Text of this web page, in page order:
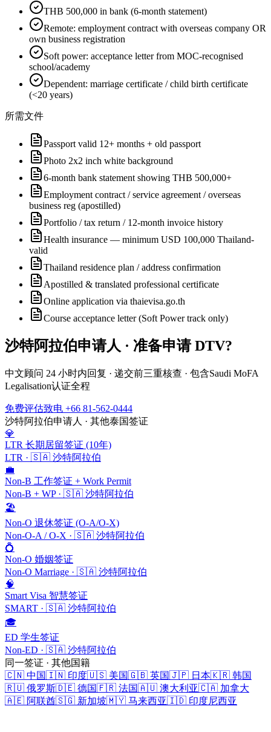
THB 500,000 in bank (6-month statement)
Remote: employment contract with overseas company OR
own business registration
Soft power: acceptance letter from MOC-recognised
school/academy
Dependent: marriage certificate / child birth certificate
(<20 years)
所需文件
Passport valid 12+ months + old passport
Photo 2x2 inch white background
6-month bank statement showing THB 500,000+
Employment contract / service agreement / overseas
business reg (apostilled)
Portfolio / tax return / 12-month invoice history
Health insurance — minimum USD 100,000 Thailand-
valid
Thailand residence plan / address confirmation
Apostilled & translated professional certificate
Online application via thaievisa.go.th
Course acceptance letter (Soft Power track only)
沙特阿拉伯申请人 · 准备申请DTV?
中文顾问 24 小时内回复 · 递交前三重核查 · 包含Saudi MoFA
Legalisation认证全程
免费评估致电 +66 81-562-0444
沙特阿拉伯申请人 · 其他泰国签证
💎
LTR 长期居留签证 (10年)
LTR · 🇸🇦 沙特阿拉伯
💼
Non-B 工作签证 + Work Permit
Non-B + WP· 🇸🇦 沙特阿拉伯
🏖️
Non-O 退休签证 (O-A/O-X)
Non-O-A / O-X · 🇸🇦 沙特阿拉伯
💍
Non-O 婚姻签证
Non-O Marriage · 🇸🇦 沙特阿拉伯
🧠
Smart Visa 智慧签证
SMART · 🇸🇦 沙特阿拉伯
🎓
ED 学生签证
Non-ED · 🇸🇦 沙特阿拉伯
同一签证 · 其他国籍
🇨🇳 中国🇮🇳 印度🇺🇸 美国🇬🇧 英国🇯🇵 日本🇰🇷 韩国
🇷🇺 俄罗斯🇩🇪 德国🇫🇷 法国🇦🇺 澳大利亚🇨🇦 加拿大
🇦🇪 阿联酋🇸🇬 新加坡🇲🇾 马来西亚🇮🇩 印度尼西亚